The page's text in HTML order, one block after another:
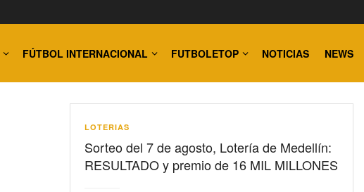
FÚTBOL INTERNACIONAL FUTBOLETOP NOTICIAS NEWS
LOTERIAS
Sorteo del 7 de agosto, Lotería de Medellín:
RESULTADO y premio de 16 MIL MILLONES